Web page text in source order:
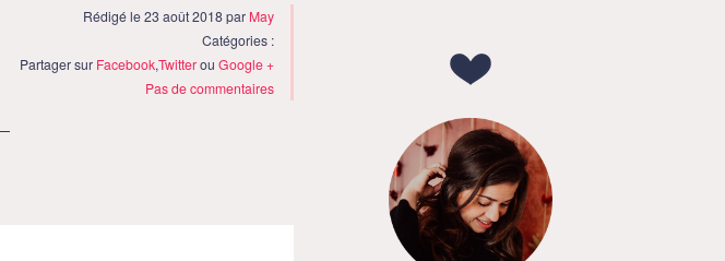
Rédigé le 23 août 2018 par May
Catégories :
Partager sur Facebook,TwitterouGoogle +
Pas de commentaires